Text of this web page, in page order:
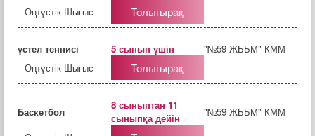
Оңтүстік-Шығыс
Толығырақ
үстел теннисі 5 сынып үшін
"№59 ЖББМ" КММ
Оңтүстік-Шығыс
Толығырақ
Баскетбол
8 сыныптан 11
сыныпқа дейін
"№59 ЖББМ" КММ